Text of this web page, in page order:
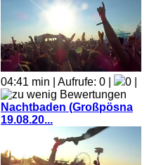
04:41 min | Aufrufe: 0 | 0 |
Nachtbaden (Großpösna
19.08.20...